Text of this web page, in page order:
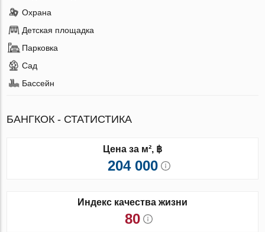
Охрана
Детская площадка
Парковка
Сад
Бассейн
БАНГКОК - СТАТИСТИКА
Цена за м², ฿
204 000
Индекс качества жизни
80